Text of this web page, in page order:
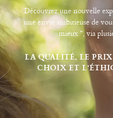
Découvrez une nouvelle
une envie ambitieuse de
mieux ”, via
LA QUALITÉ, LE
CHOIX ET